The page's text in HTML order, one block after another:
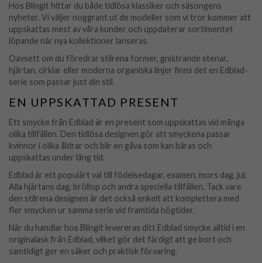
Hos Blingit hittar du både tidlösa klassiker och säsongens
nyheter. Vi väljer noggrant ut de modeller som vi tror kommer att
uppskattas mest av våra kunder och uppdaterar sortimentet
löpande när nya kollektioner lanseras.
Oavsett om du föredrar stilrena former, gnistrande stenar,
hjärtan, cirklar eller moderna organiska linjer finns det en Edblad-
serie som passar just din stil.
EN UPPSKATTAD PRESENT
Ett smycke från Edblad är en present som uppskattas vid många
olika tillfällen. Den tidlösa designen gör att smyckena passar
kvinnor i olika åldrar och blir en gåva som kan bäras och
uppskattas under lång tid.
Edblad är ett populärt val till födelsedagar, examen, mors dag, jul,
Alla hjärtans dag, bröllop och andra speciella tillfällen. Tack vare
den stilrena designen är det också enkelt att komplettera med
fler smycken ur samma serie vid framtida högtider.
När du handlar hos Blingit levereras ditt Edblad smycke alltid i en
originalask från Edblad, vilket gör det färdigt att ge bort och
samtidigt ger en säker och praktisk förvaring.